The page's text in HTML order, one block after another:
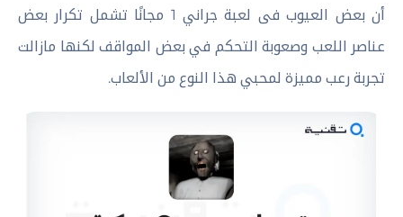
أن بعض العيوب فى لعبة جراني 1 مجانًا تشمل تكرار بعض
عناصر اللعب وصعوبة التحكم في بعض المواقف لكنها مازالت
تجربة رعب مميزة لمحبي هذا النوع من الألعاب.